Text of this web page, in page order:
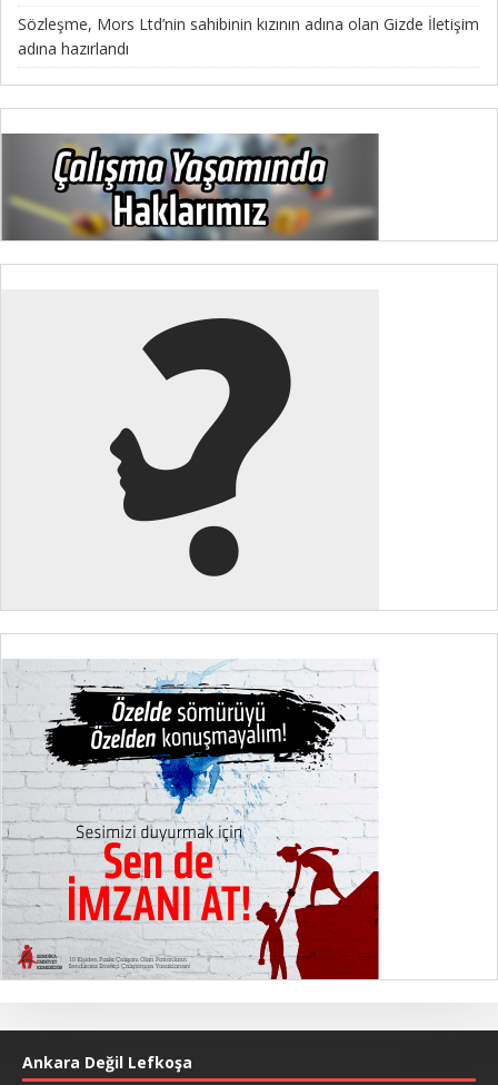
Sözleşme, Mors Ltd’nin sahibinin kızının adına olan Gizde İletişim
adına hazırlandı
Ankara Değil Lefkoşa